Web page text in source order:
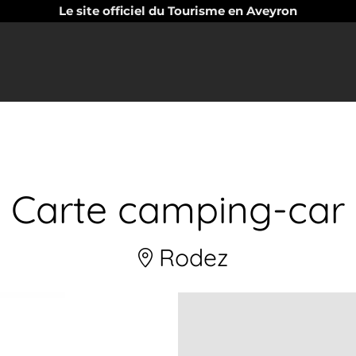
Le site officiel du Tourisme en Aveyron
Carte camping-car
Rodez